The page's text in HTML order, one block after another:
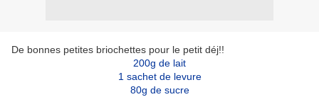
De bonnes petites briochettes pour le petit déj!!
200g de lait
1 sachet de levure
80g de sucre